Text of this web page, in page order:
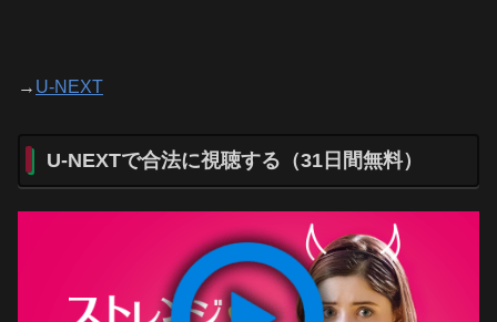
→ U-NEXT
U-NEXTで合法に視聴する（31日間無料）